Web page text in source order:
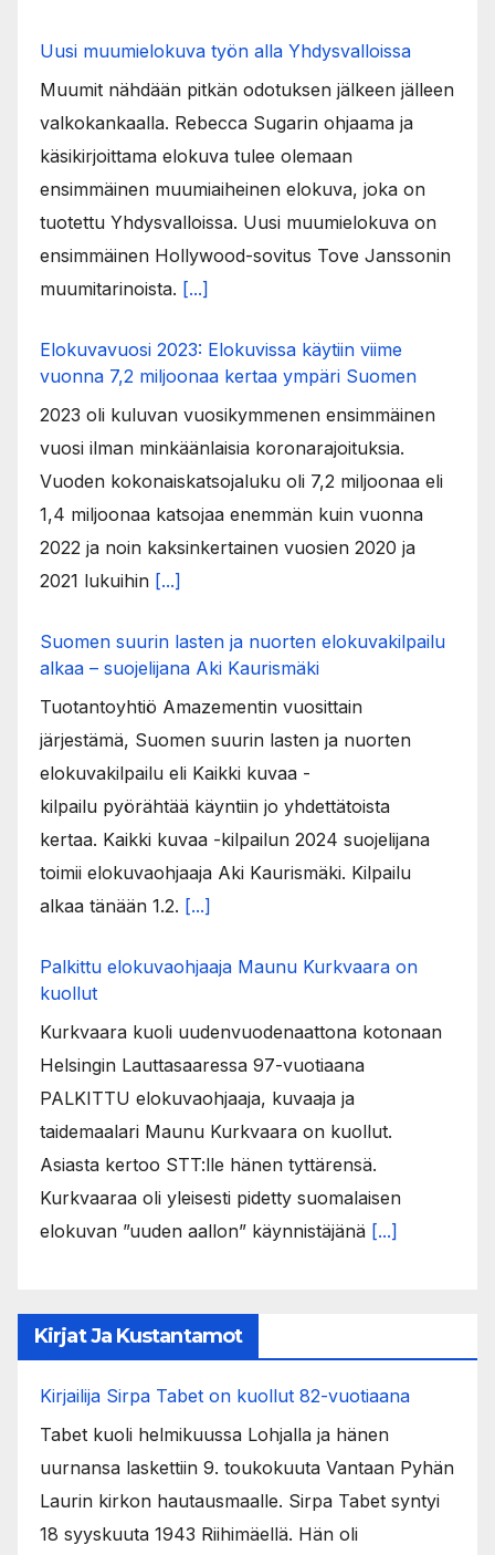
Uusi muumielokuva työn alla Yhdysvalloissa
Muumit nähdään pitkän odotuksen jälkeen jälleen
valkokankaalla. Rebecca Sugarin ohjaama ja
käsikirjoittama elokuva tulee olemaan
ensimmäinen muumiaiheinen elokuva, joka on
tuotettu Yhdysvalloissa. Uusi muumielokuva on
ensimmäinen Hollywood-sovitus Tove Janssonin
muumitarinoista. [...]
Elokuvavuosi 2023: Elokuvissa käytiin viime
vuonna 7,2 miljoonaa kertaa ympäri Suomen
2023 oli kuluvan vuosikymmenen ensimmäinen
vuosi ilman minkäänlaisia koronarajoituksia.
Vuoden kokonaiskatsojaluku oli 7,2 miljoonaa eli
1,4 miljoonaa katsojaa enemmän kuin vuonna
2022 ja noin kaksinkertainen vuosien 2020 ja
2021 lukuihin [...]
Suomen suurin lasten ja nuorten elokuvakilpailu
alkaa – suojelijana Aki Kaurismäki
Tuotantoyhtiö Amazementin vuosittain
järjestämä, Suomen suurin lasten ja nuorten
elokuvakilpailu eli Kaikki kuvaa -
kilpailu pyörähtää käyntiin jo yhdettätoista
kertaa. Kaikki kuvaa -kilpailun 2024 suojelijana
toimii elokuvaohjaaja Aki Kaurismäki. Kilpailu
alkaa tänään 1.2. [...]
Palkittu elokuvaohjaaja Maunu Kurkvaara on
kuollut
Kurkvaara kuoli uudenvuodenaattona kotonaan
Helsingin Lauttasaaressa 97-vuotiaana
PALKITTU elokuvaohjaaja, kuvaaja ja
taidemaalari Maunu Kurkvaara on kuollut.
Asiasta kertoo STT:lle hänen tyttärensä.
Kurkvaaraa oli yleisesti pidetty suomalaisen
elokuvan ”uuden aallon” käynnistäjänä [...]
Kirjat Ja Kustantamot
Kirjailija Sirpa Tabet on kuollut 82-vuotiaana
Tabet kuoli helmikuussa Lohjalla ja hänen
uurnansa laskettiin 9. toukokuuta Vantaan Pyhän
Laurin kirkon hautausmaalle. Sirpa Tabet syntyi
18 syyskuuta 1943 Riihimäellä. Hän oli